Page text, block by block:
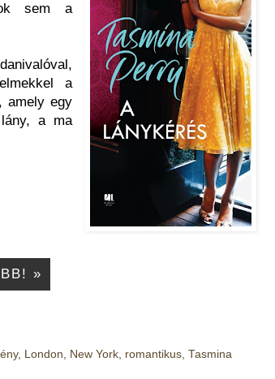
sem a
a
amely egy
a ma
»
, London New York romantikus Tasmina